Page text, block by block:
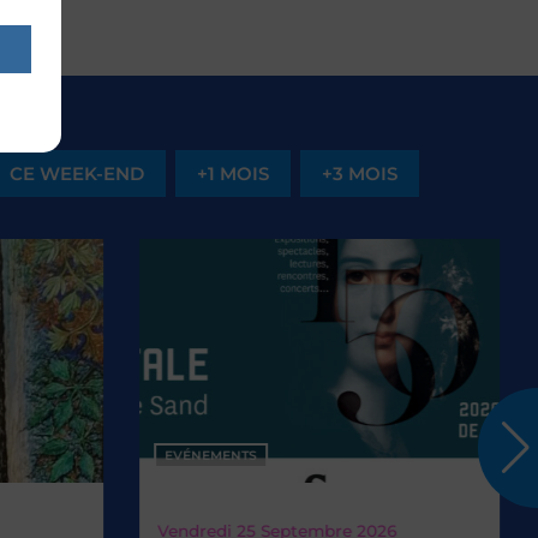
CE WEEK-END +1 MOIS +3 MOIS
EVÉNEMENTS
Septembre 2026